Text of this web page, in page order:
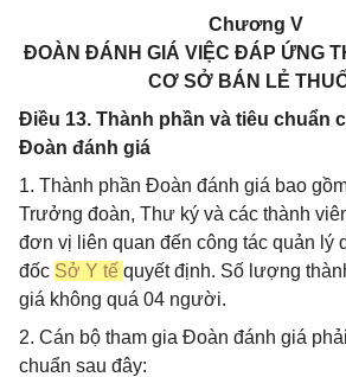
Chương V
ĐOÀN ĐÁNH GIÁ VIỆC ĐÁP ỨNG
CƠ SỞ BÁN LẺ
Điều 13. Thành phần và tiêu chuẩn
Đoàn đánh giá
1. Thành phần Đoàn đánh giá bao
Trưởng đoàn, Thư ký và các thành
đơn vị liên quan đến công tác quản lý
đốc Sở Y tế quyết định. Số lượng
giá không quá 04 người.
2. Cán bộ tham gia Đoàn đánh giá
chuẩn sau đây: